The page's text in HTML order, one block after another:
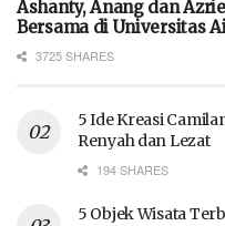
Ashanty, Anang dan
Bersama di Universitas
3725 SHARES
5 Ide Kreasi
Renyah dan Lezat
194 SHARES
5 Objek Wisata